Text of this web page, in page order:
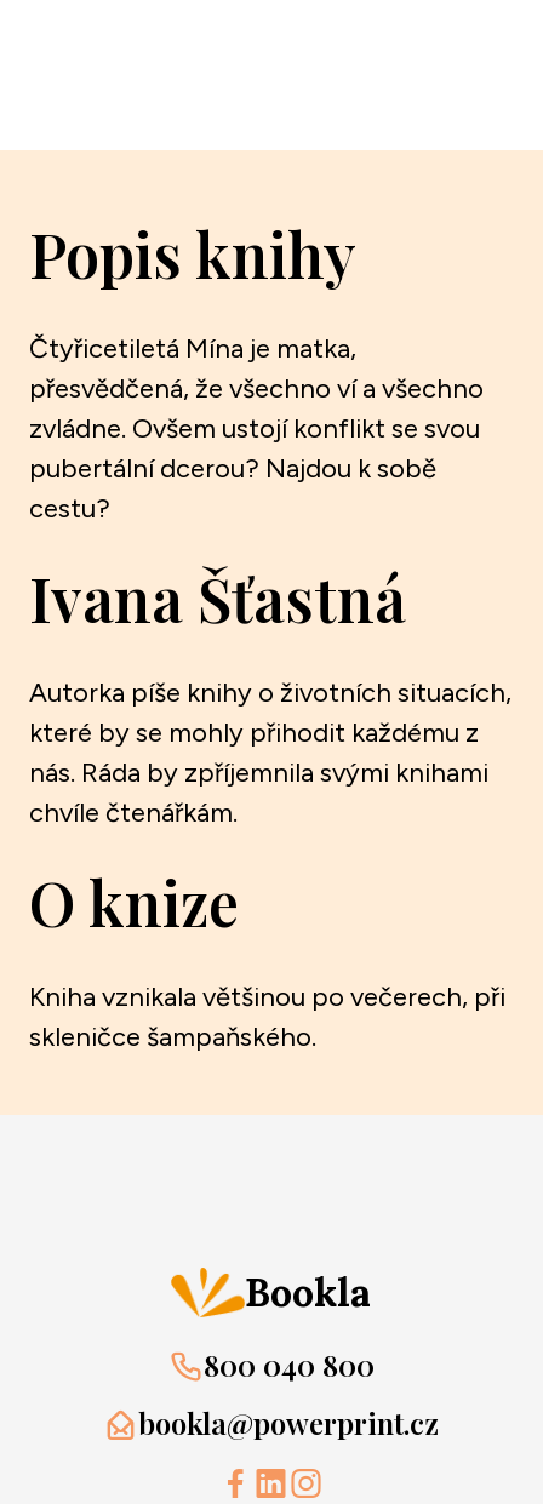
Popis knihy
Čtyřicetiletá Mína je matka,
přesvědčená, že všechno ví a všechno
zvládne. Ovšem ustojí konflikt se svou
pubertální dcerou? Najdou k sobě
cestu?
Ivana Šťastná
Autorka píše knihy o životních situacích,
které by se mohly přihodit každému z
nás. Ráda by zpříjemnila svými knihami
chvíle čtenářkám.
O knize
Kniha vznikala většinou po večerech, při
skleničce šampaňského.
Bookla
800 040 800
bookla@powerprint.cz